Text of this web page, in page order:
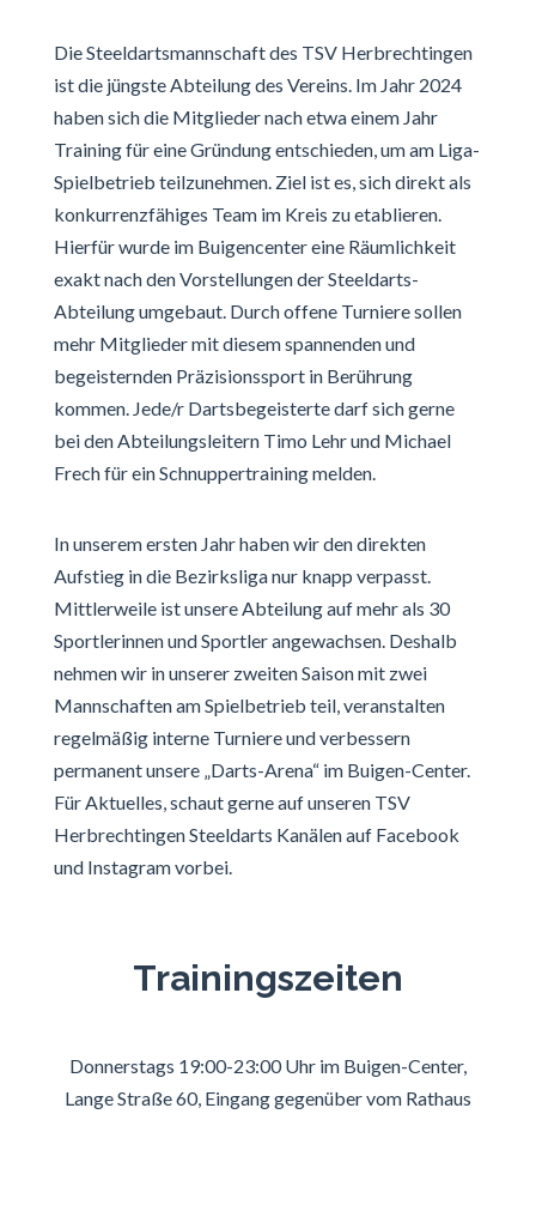
Die Steeldartsmannschaft des TSV Herbrechtingen
ist die jüngste Abteilung des Vereins. Im Jahr 2024
haben sich die Mitglieder nach etwa einem Jahr
Training für eine Gründung entschieden, um am Liga-
Spielbetrieb teilzunehmen. Ziel ist es, sich direkt als
konkurrenzfähiges Team im Kreis zu etablieren.
Hierfür wurde im Buigencenter eine Räumlichkeit
exakt nach den Vorstellungen der Steeldarts-
Abteilung umgebaut. Durch offene Turniere sollen
mehr Mitglieder mit diesem spannenden und
begeisternden Präzisionssport in Berührung
kommen. Jede/r Dartsbegeisterte darf sich gerne
bei den Abteilungsleitern Timo Lehr und Michael
Frech für ein Schnuppertraining melden.
In unserem ersten Jahr haben wir den direkten
Aufstieg in die Bezirksliga nur knapp verpasst.
Mittlerweile ist unsere Abteilung auf mehr als 30
Sportlerinnen und Sportler angewachsen. Deshalb
nehmen wir in unserer zweiten Saison mit zwei
Mannschaften am Spielbetrieb teil, veranstalten
regelmäßig interne Turniere und verbessern
permanent unsere „Darts-Arena“ im Buigen-Center.
Für Aktuelles, schaut gerne auf unseren TSV
Herbrechtingen Steeldarts Kanälen auf Facebook
und Instagram vorbei.
Trainingszeiten
Donnerstags 19:00-23:00 Uhr im Buigen-Center,
Lange Straße 60, Eingang gegenüber vom Rathaus